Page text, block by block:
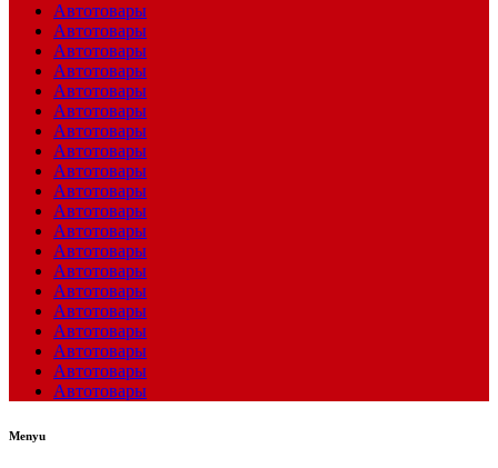
Автотовары
Автотовары
Автотовары
Автотовары
Автотовары
Автотовары
Автотовары
Автотовары
Автотовары
Автотовары
Автотовары
Автотовары
Автотовары
Автотовары
Автотовары
Автотовары
Автотовары
Автотовары
Автотовары
Автотовары
Menyu